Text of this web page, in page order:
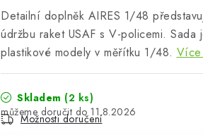
Detailní doplněk AIRES 1/48
údržbu raket USAF s V-policemi. Sada
plastikové modely v měřítku 1/48.
Skladem (2 ks)
11.8.2026
Možnosti doručení